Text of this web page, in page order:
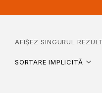
AFIȘEZ SINGURUL
SORTARE IMPLICITĂ